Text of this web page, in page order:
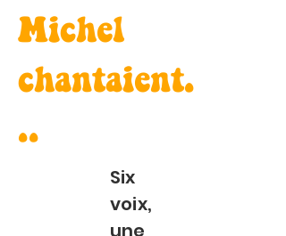
Michel
chantaient.
..
Six
voix,
une